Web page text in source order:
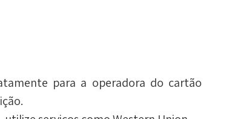
para a operadora do cartão